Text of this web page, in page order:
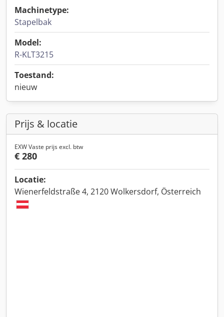
Machinetype:
Stapelbak
Model:
R-KLT3215
Toestand:
nieuw
Prijs & locatie
EXW Vaste prijs excl. btw
€ 280
Locatie:
Wienerfeldstraße 4, 2120 Wolkersdorf, Österreich